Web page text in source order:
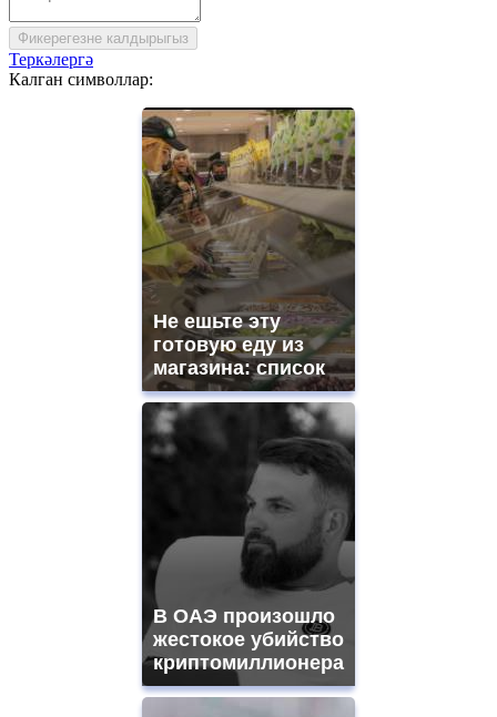
Фикерегезне калдырыгыз
Теркәлергә
Калган символлар:
Не ешьте эту
готовую еду из
магазина: список
В ОАЭ произошло
жестокое убийство
криптомиллионера